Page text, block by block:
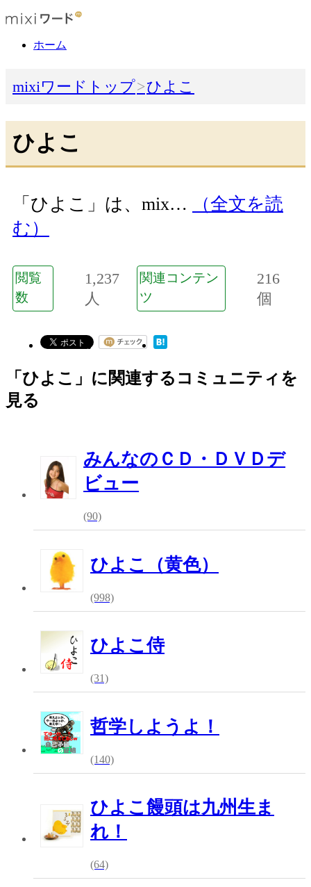
ホーム
mixiワードトップ ひよこ
ひよこ
「ひよこ」は、mix…
（全文を読
む）
閲覧
数
1,237
人
関連コンテン
ツ
216
個
「ひよこ」に関連するコミュニティを
見る
みんなのＣＤ・ＤＶＤデ
ビュー
(90)
ひよこ（黄色）
(998)
ひよこ侍
(31)
哲学しようよ！
(140)
ひよこ饅頭は九州生ま
れ！
(64)